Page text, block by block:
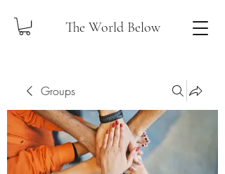
The World Below
Groups